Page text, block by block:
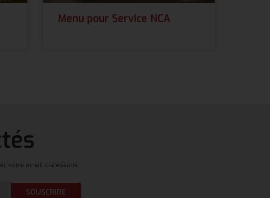
Menu pour Service NCA
votre email ci-dessous
SOUSCRIRE